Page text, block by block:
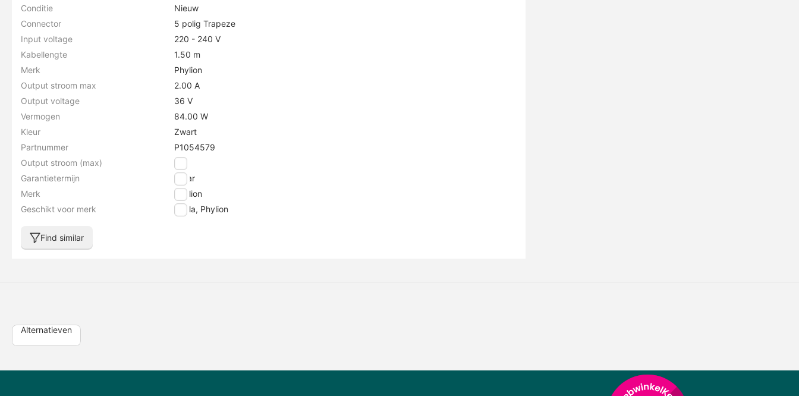
Conditie
Nieuw
Connector
5 polig Trapeze
Input voltage
220 - 240 V
Kabellengte
1.50 m
Merk
Phylion
Output stroom max
2.00 A
Output voltage
36 V
Vermogen
84.00 W
Kleur
Zwart
Partnummer
P1054579
Output stroom (max)
2 A
Garantietermijn
1 jaar
Merk
Phylion
Geschikt voor merk
Stella, Phylion
Find similar
Alternatieven